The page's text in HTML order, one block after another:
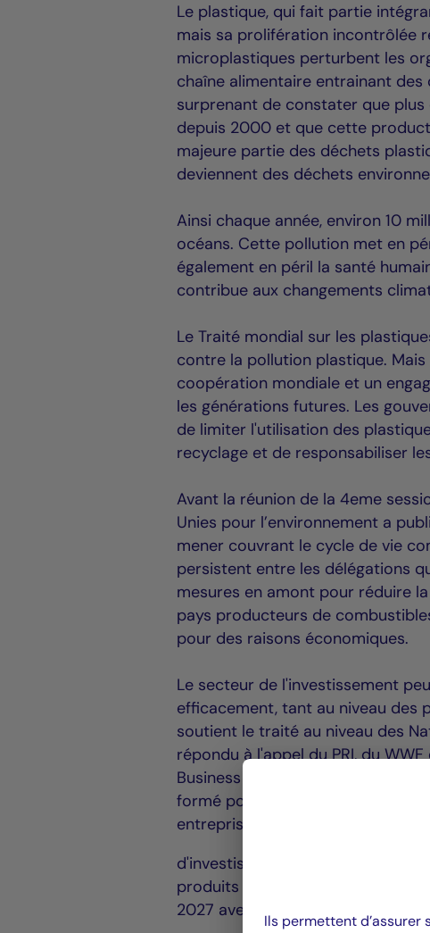
Le plastique, qui fait partie
mais sa prolifération incontrôlée
microplastiques perturbent les
chaîne alimentaire entrainant des
surprenant de constater que
depuis 2000 et que cette
majeure partie des déchets
deviennent des déchets
Ainsi chaque année, environ 10
océans. Cette pollution met en
également en péril la santé
contribue aux changements
Le Traité mondial sur les
contre la pollution plastique.
coopération mondiale et un
les générations futures. Les
de limiter l'utilisation des
recyclage et de responsabiliser
Avant la réunion de la 4eme
Unies pour l’environnement a
mener couvrant le cycle de vie
persistent entre les délégations
mesures en amont pour réduire
pays producteurs de
pour des raisons économiques.
Le secteur de l'investissement
efficacement, tant au niveau des
soutient le traité au niveau des
répondu à l'appel du PRI, du
Business Coalition for the
formé pour la première fois. Le
entreprises opérant dans la
d'investissement à mesure que le
produits de substitution aux
2027 avec un taux de croissance
Ils permettent d’assurer